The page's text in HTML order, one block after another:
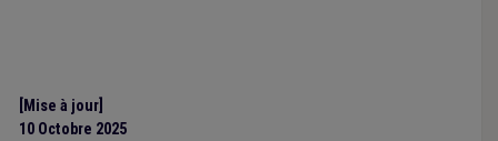
[Mise à jour]
10 Octobre 2025